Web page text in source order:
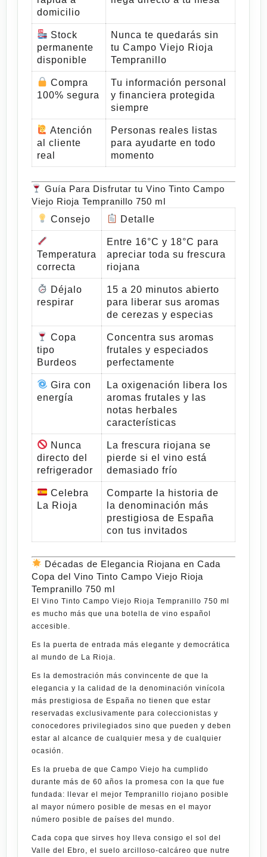
domicilio
Stock
permanente
disponible
Nunca te quedarás sin
tu Campo Viejo Rioja
Tempranillo
Compra
100% segura
Tu información personal
y financiera protegida
siempre
Atención
al cliente
real
Personas reales listas
para ayudarte en todo
momento
Guía Para Disfrutar tu Vino Tinto Campo
Viejo Rioja Tempranillo 750 ml
Consejo
Detalle
Temperatura
correcta
Entre 16°C y 18°C para
apreciar toda su frescura
riojana
Déjalo
respirar
15 a 20 minutos abierto
para liberar sus aromas
de cerezas y especias
Copa
tipo
Burdeos
Concentra sus aromas
frutales y especiados
perfectamente
Gira con
energía
La oxigenación libera los
aromas frutales y las
notas herbales
características
Nunca
directo del
refrigerador
La frescura riojana se
pierde si el vino está
demasiado frío
Celebra
La Rioja
Comparte la historia de
la denominación más
prestigiosa de España
con tus invitados
Décadas de Elegancia Riojana en Cada
Copa del Vino Tinto Campo Viejo Rioja
Tempranillo 750 ml
El Vino Tinto Campo Viejo Rioja Tempranillo 750 ml
es mucho más que una botella de vino español
accesible.
Es la puerta de entrada más elegante y democrática
al mundo de La Rioja.
Es la demostración más convincente de que la
elegancia y la calidad de la denominación vinícola
más prestigiosa de España no tienen que estar
reservadas exclusivamente para coleccionistas y
conocedores privilegiados sino que pueden y deben
estar al alcance de cualquier mesa y de cualquier
ocasión.
Es la prueba de que Campo Viejo ha cumplido
durante más de 60 años la promesa con la que fue
fundada: llevar el mejor Tempranillo riojano posible
al mayor número posible de mesas en el mayor
número posible de países del mundo.
Cada copa que sirves hoy lleva consigo el sol del
Valle del Ebro, el suelo arcilloso-calcáreo que nutre